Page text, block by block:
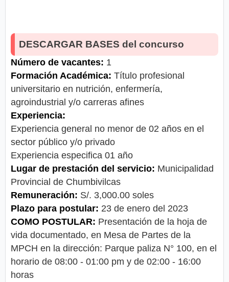
DESCARGAR BASES del concurso
Número de vacantes: 1
Formación Académica: Título profesional
universitario en nutrición, enfermería,
agroindustrial y/o carreras afines
Experiencia:
Experiencia general no menor de 02 años en el
sector público y/o privado
Experiencia especifica 01 año
Lugar de prestación del servicio: Municipalidad
Provincial de Chumbivilcas
Remuneración: S/. 3,000.00 soles
Plazo para postular: 23 de enero del 2023
COMO POSTULAR: Presentación de la hoja de
vida documentado, en Mesa de Partes de la
MPCH en la dirección: Parque paliza N° 100, en el
horario de 08:00 - 01:00 pm y de 02:00 - 16:00
horas